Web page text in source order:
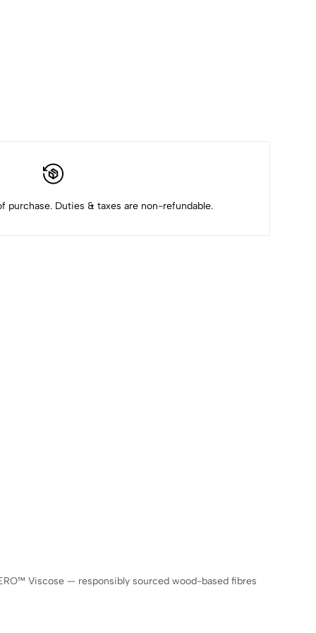
purchase. Duties & taxes are non-refundable.
Viscose — responsibly sourced wood-based fibres